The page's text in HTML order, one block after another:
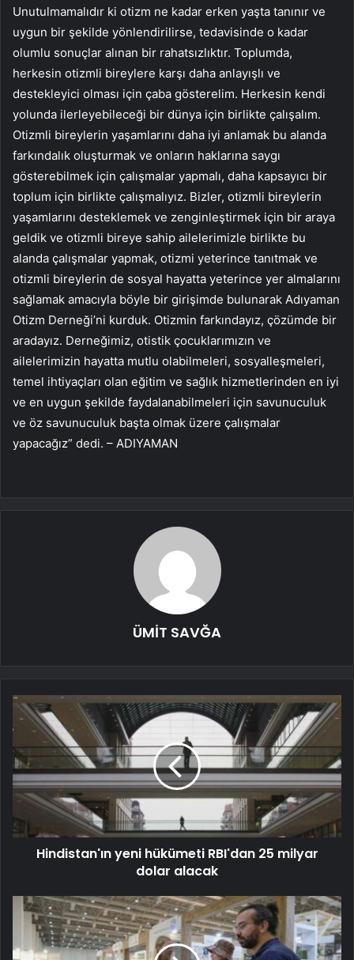
Unutulmamalıdır ki otizm ne kadar erken yaşta tanınır ve
uygun bir şekilde yönlendirilirse, tedavisinde o kadar
olumlu sonuçlar alınan bir rahatsızlıktır. Toplumda,
herkesin otizmli bireylere karşı daha anlayışlı ve
destekleyici olması için çaba gösterelim. Herkesin kendi
yolunda ilerleyebileceği bir dünya için birlikte çalışalım.
Otizmli bireylerin yaşamlarını daha iyi anlamak bu alanda
farkındalık oluşturmak ve onların haklarına saygı
gösterebilmek için çalışmalar yapmalı, daha kapsayıcı bir
toplum için birlikte çalışmalıyız. Bizler, otizmli bireylerin
yaşamlarını desteklemek ve zenginleştirmek için bir araya
geldik ve otizmli bireye sahip ailelerimizle birlikte bu
alanda çalışmalar yapmak, otizmi yeterince tanıtmak ve
otizmli bireylerin de sosyal hayatta yeterince yer almalarını
sağlamak amacıyla böyle bir girişimde bulunarak Adıyaman
Otizm Derneği’ni kurduk. Otizmin farkındayız, çözümde bir
aradayız. Derneğimiz, otistik çocuklarımızın ve
ailelerimizin hayatta mutlu olabilmeleri, sosyalleşmeleri,
temel ihtiyaçları olan eğitim ve sağlık hizmetlerinden en iyi
ve en uygun şekilde faydalanabilmeleri için savunuculuk
ve öz savunuculuk başta olmak üzere çalışmalar
yapacağız” dedi. – ADIYAMAN
ÜMİT SAVĞA
Hindistan'ın yeni hükümeti RBI'dan 25 milyar
dolar alacak